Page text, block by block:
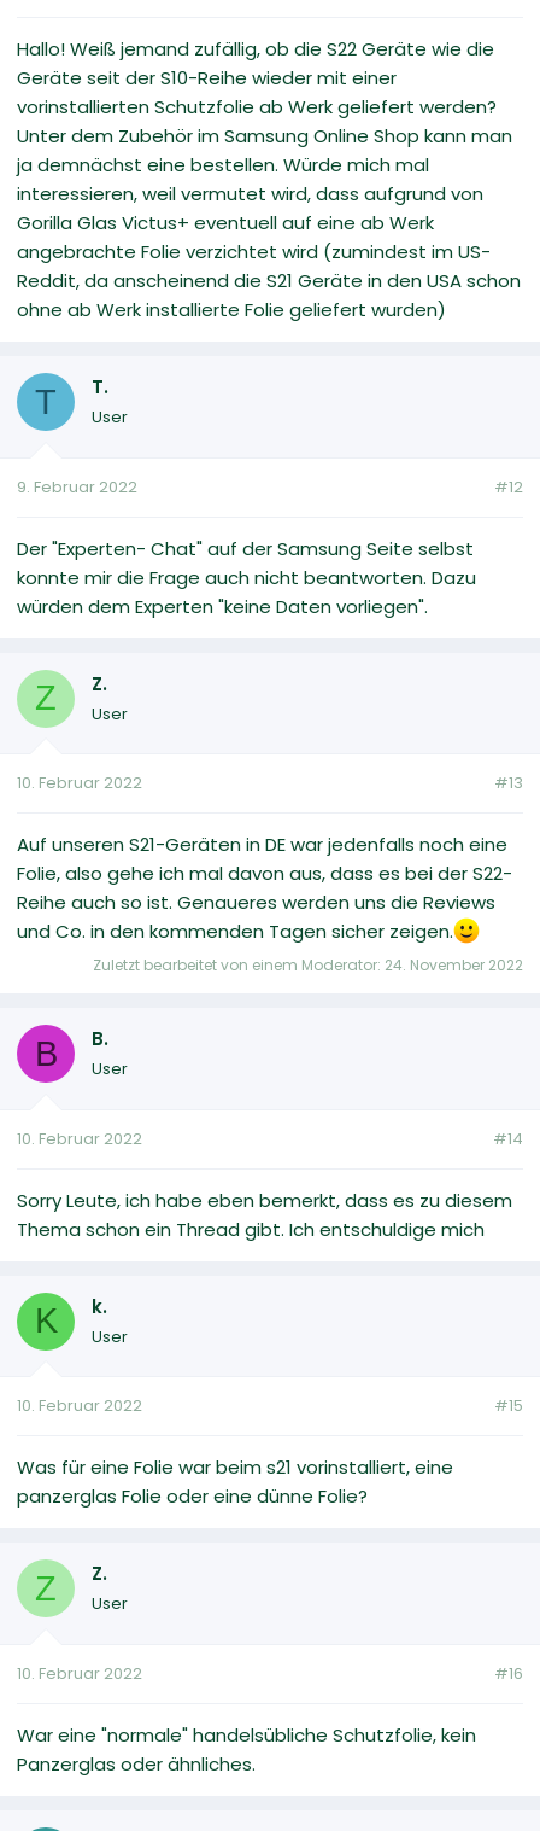
Hallo! Weiß jemand zufällig, ob die S22 Geräte wie die
Geräte seit der S10-Reihe wieder mit einer
vorinstallierten Schutzfolie ab Werk geliefert werden?
Unter dem Zubehör im Samsung Online Shop kann man
ja demnächst eine bestellen. Würde mich mal
interessieren, weil vermutet wird, dass aufgrund von
Gorilla Glas Victus+ eventuell auf eine ab Werk
angebrachte Folie verzichtet wird (zumindest im US-
Reddit, da anscheinend die S21 Geräte in den USA schon
ohne ab Werk installierte Folie geliefert wurden)
T T.
User
9. Februar 2022 #12
Der "Experten- Chat" auf der Samsung Seite selbst
konnte mir die Frage auch nicht beantworten. Dazu
würden dem Experten "keine Daten vorliegen".
Z Z.
User
10. Februar 2022 #13
Auf unseren S21-Geräten in DE war jedenfalls noch eine
Folie, also gehe ich mal davon aus, dass es bei der S22-
Reihe auch so ist. Genaueres werden uns die Reviews
und Co. in den kommenden Tagen sicher zeigen.
Zuletzt bearbeitet von einem Moderator: 24. November 2022
B B.
User
10. Februar 2022 #14
Sorry Leute, ich habe eben bemerkt, dass es zu diesem
Thema schon ein Thread gibt. Ich entschuldige mich
K k.
User
10. Februar 2022 #15
Was für eine Folie war beim s21 vorinstalliert, eine
panzerglas Folie oder eine dünne Folie?
Z Z.
User
10. Februar 2022 #16
War eine "normale" handelsübliche Schutzfolie, kein
Panzerglas oder ähnliches.